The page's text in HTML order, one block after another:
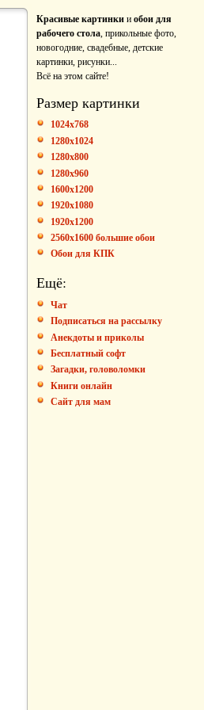
Красивые картинки и обои для
рабочего стола, прикольные фото,
новогодние, свадебные, детские
картинки, рисунки...
Всё на этом сайте!
Размер картинки
1024x768
1280x1024
1280x800
1280x960
1600x1200
1920x1080
1920x1200
2560x1600 большие обои
Обои для КПК
Ещё:
Чат
Подписаться на рассылку
Анекдоты и приколы
Бесплатный софт
Загадки, головоломки
Книги онлайн
Сайт для мам